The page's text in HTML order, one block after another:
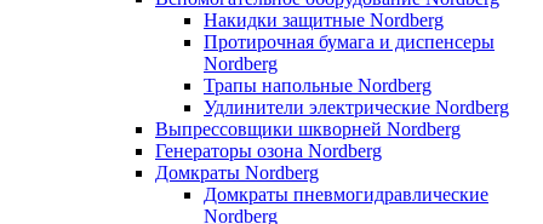
Накидки защитные Nordberg
Протирочная бумага и диспенсеры
Nordberg
Трапы напольные Nordberg
Удлинители электрические Nordberg
Выпрессовщики шкворней Nordberg
Генераторы озона Nordberg
Домкраты Nordberg
Домкраты пневмогидравлические
Nordberg